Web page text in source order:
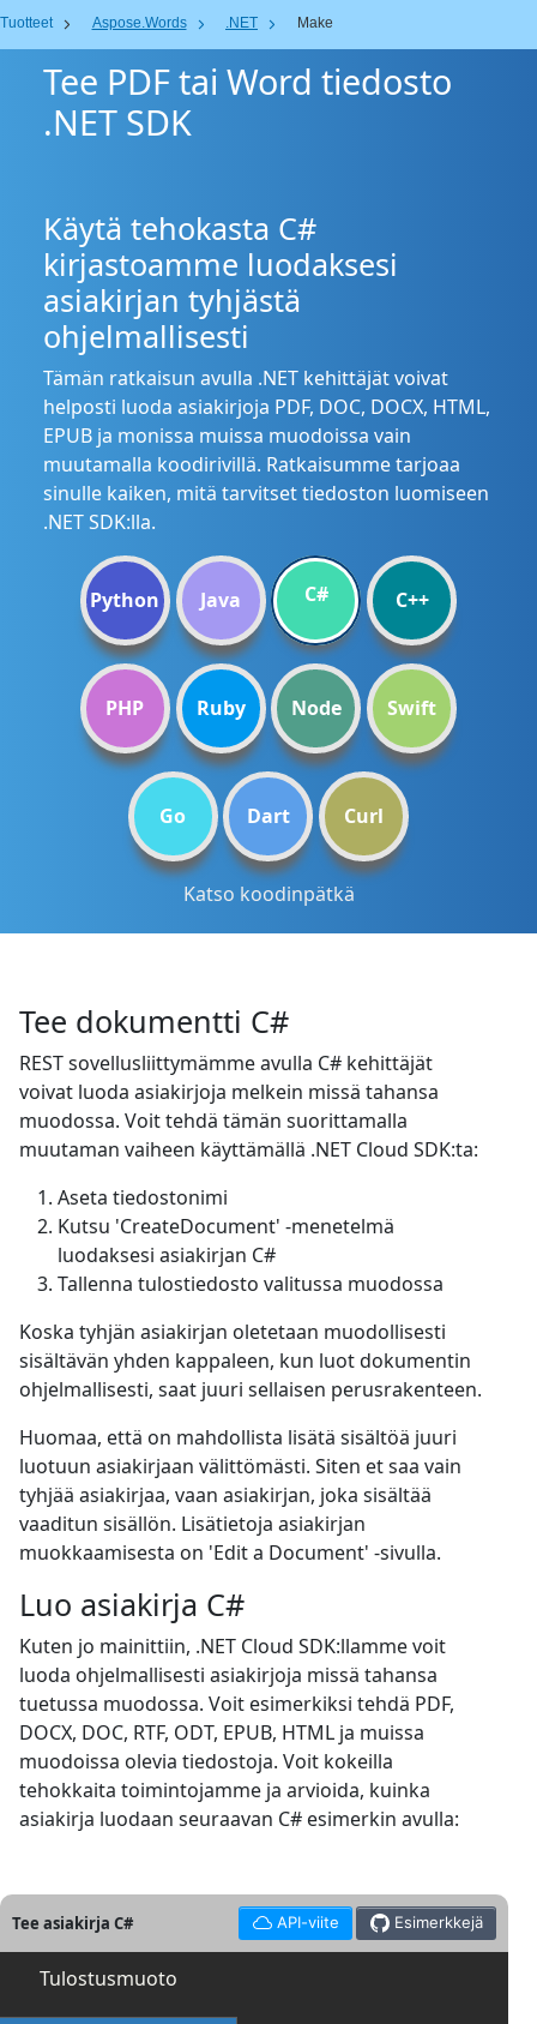
Tuotteet Aspose.Words .NET Make
Tee PDF tai Word tiedosto
.NET SDK
Käytä tehokasta C#
kirjastoamme luodaksesi
asiakirjan tyhjästä
ohjelmallisesti
Tämän ratkaisun avulla .NET kehittäjät voivat
helposti luoda asiakirjoja PDF, DOC, DOCX, HTML,
EPUB ja monissa muissa muodoissa vain
muutamalla koodirivillä. Ratkaisumme tarjoaa
sinulle kaiken, mitä tarvitset tiedoston luomiseen
.NET SDK:lla.
Python Java C# C++
PHP Ruby Node Swift
Go Dart Curl
Katso koodinpätkä
Tee dokumentti C#
REST sovellusliittymämme avulla C# kehittäjät
voivat luoda asiakirjoja melkein missä tahansa
muodossa. Voit tehdä tämän suorittamalla
muutaman vaiheen käyttämällä .NET Cloud SDK:ta:
Aseta tiedostonimi
Kutsu 'CreateDocument' -menetelmä
luodaksesi asiakirjan C#
Tallenna tulostiedosto valitussa muodossa
Koska tyhjän asiakirjan oletetaan muodollisesti
sisältävän yhden kappaleen, kun luot dokumentin
ohjelmallisesti, saat juuri sellaisen perusrakenteen.
Huomaa, että on mahdollista lisätä sisältöä juuri
luotuun asiakirjaan välittömästi. Siten et saa vain
tyhjää asiakirjaa, vaan asiakirjan, joka sisältää
vaaditun sisällön. Lisätietoja asiakirjan
muokkaamisesta on 'Edit a Document' -sivulla.
Luo asiakirja C#
Kuten jo mainittiin, .NET Cloud SDK:llamme voit
luoda ohjelmallisesti asiakirjoja missä tahansa
tuetussa muodossa. Voit esimerkiksi tehdä PDF,
DOCX, DOC, RTF, ODT, EPUB, HTML ja muissa
muodoissa olevia tiedostoja. Voit kokeilla
tehokkaita toimintojamme ja arvioida, kuinka
asiakirja luodaan seuraavan C# esimerkin avulla:
Tee asiakirja C# API-viite Esimerkkejä
Tulostusmuoto